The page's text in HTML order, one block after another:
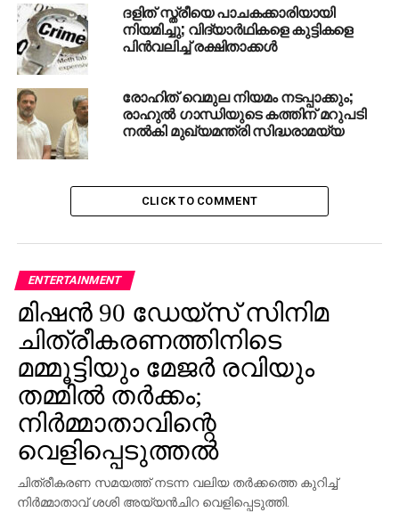
RELATED TOPICS:
മിന്നലാക്രമണം: ക്രെഡിറ്റ്
ബ്ലാസ്‌റ്റേര്‍സിന് സമനില; പോയിന്റ് ടേബിളില്‍
അഞ്ചാമത്‌
ദളിത് സ്ത്രീയെ പാചകക്കാരിയായി
നിയമിച്ചു; വിദ്യാര്‍ഥികളെ കുട്ടികളെ
പിന്‍വലിച്ച് രക്ഷിതാക്കള്‍
രോഹിത് വെമുല നിയമം നടപ്പാക്കും;
രാഹുല്‍ ഗാന്ധിയുടെ കത്തിന് മറുപടി
നല്‍കി മുഖ്യമന്ത്രി സിദ്ധരാമയ്യ
CLICK TO COMMENT
ENTERTAINMENT
മിഷന്‍ 90 ഡേയ്‌സ് സിനിമ
ചിത്രീകരണത്തിനിടെ
മമ്മൂട്ടിയും മേജര്‍ രവിയും
തമ്മില്‍ തര്‍ക്കം;
നിര്‍മ്മാതാവിന്റെ
വെളിപ്പെടുത്തല്‍
ചിത്രീകരണ സമയത്ത് നടന്ന വലിയ തര്‍ക്കത്തെ കുറിച്ച്
നിര്‍മ്മാതാവ് ശശി അയ്യന്‍ചിറ വെളിപ്പെടുത്തി.